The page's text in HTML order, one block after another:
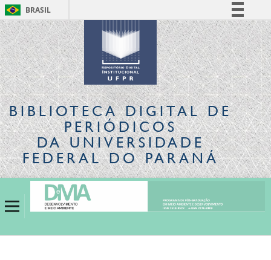
BRASIL
Simplifique!
Comunica BR
Participe
Acesso à informação
Legislação
Canais
BIBLIOTECA DIGITALDE
PERIÓDICOS
DA UNIVERSIDADE
FEDERAL DO PARANÁ